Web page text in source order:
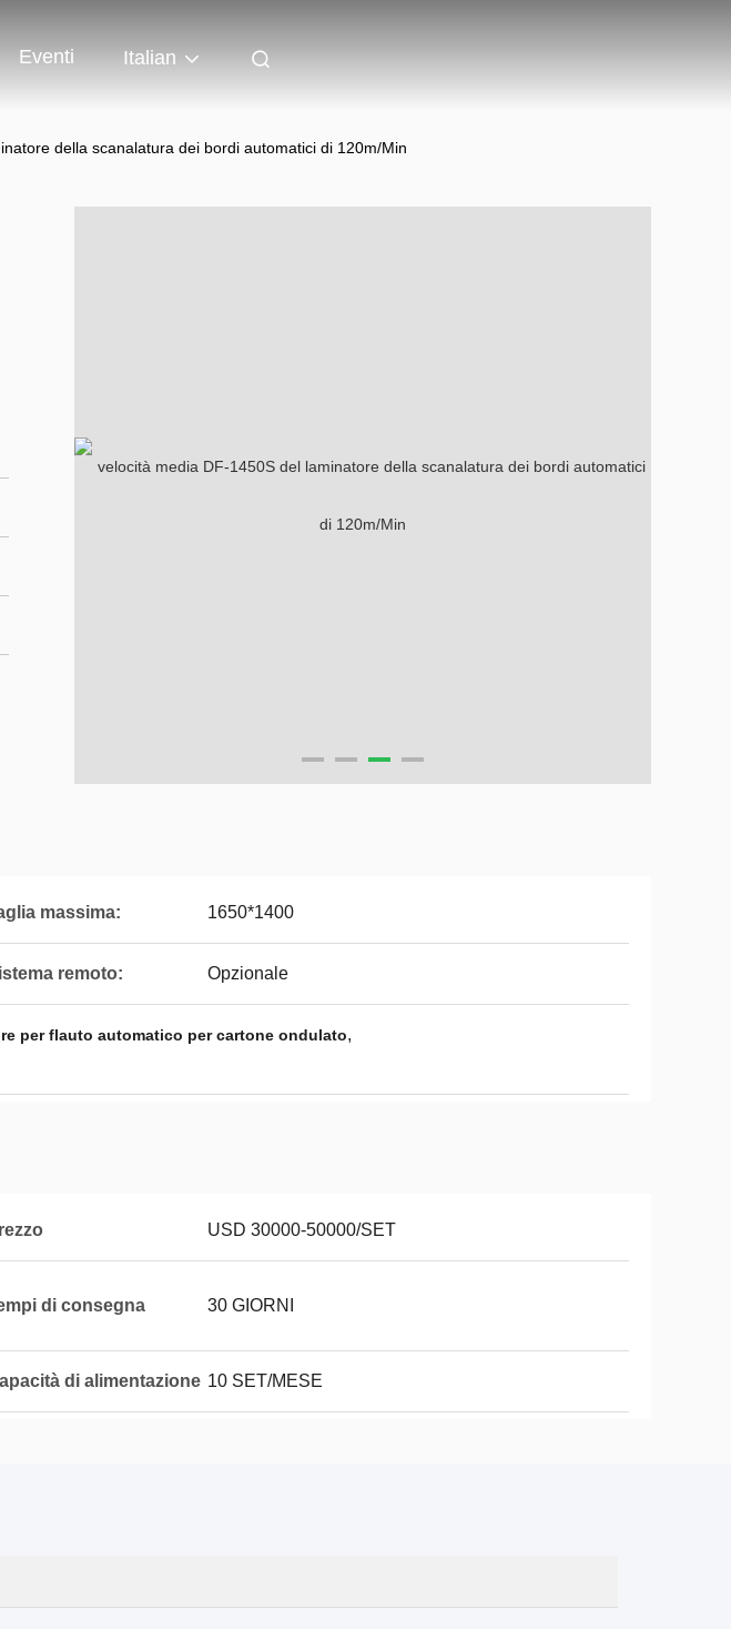
Eventi Italian
della scanalatura dei bordi automatici di 120m/Min
massima: 1650*1400
remoto: Opzionale
per flauto automatico per cartone ondulato,
USD 30000-50000/SET
di consegna 30 GIORNI
di alimentazione 10 SET/MESE